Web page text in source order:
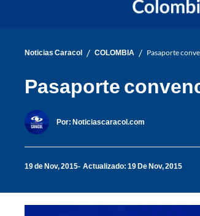
Noticias Caracol / COLOMBIA / Pasaporte
Pasaporte
Por: Noticiascaracol.com
19 de Nov, 2015 Actualizado: 19 De Nov, 2015